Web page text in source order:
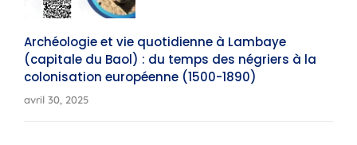
Archéologie et vie quotidienne à Lambaye
(capitale du Baol) : du temps des négriers à la
colonisation européenne (1500-1890)
avril 30, 2025